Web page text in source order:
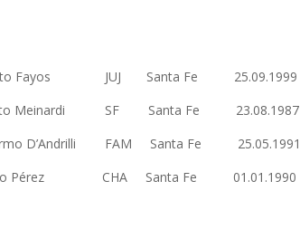
Fayos JUJ Santa Fe 25.09.1999
Meinardi SF Santa Fe 23.08.1987
D’Andrilli FAM Santa Fe 25.05.1991
Pérez CHA Santa Fe 01.01.1990